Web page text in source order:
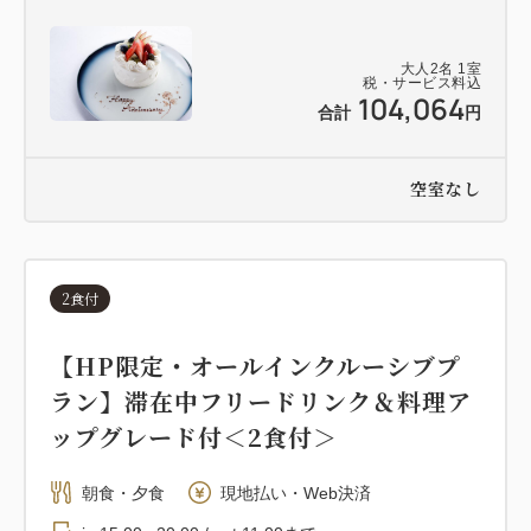
大人 2名 1 室
税・サービス料込
合計 104,064円
空室なし
2食付
【HP限定・オールインクルーシブプ
ラン】滞在中フリードリンク＆料理ア
ップグレード付＜2食付＞
朝食・夕食 現地払い・Web決済